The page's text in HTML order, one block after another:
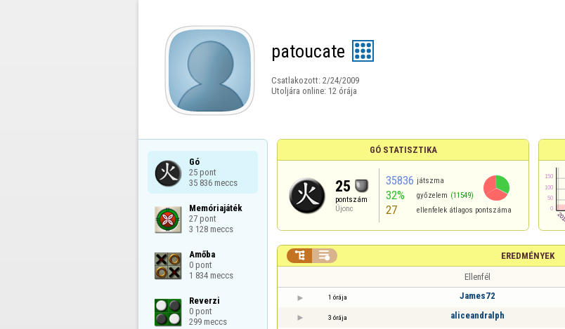
patoucate
Csatlakozott: 2/24/2009
Utoljára online: 12 órája
Gó
25 pont
35 836 meccs
Memóriajáték
27 pont
3 128 meccs
Amőba
0 pont
1 834 meccs
Reverzi
0 pont
299 meccs
GÓ STATISZTIKA
25
pontszám
Újonc
35836 játszma
32% győzelem (11549)
27 ellenfelek átlagos pontszáma
EREDMÉNYEK
 
Ellenfél
1 órája James72
3 órája aliceandralph